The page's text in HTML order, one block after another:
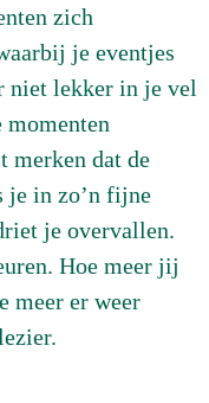
zich
je eventjes
niet lekker in je vel
merken dat de
je in zo’n fijne
je overvallen.
Hoe meer jij
meer er weer